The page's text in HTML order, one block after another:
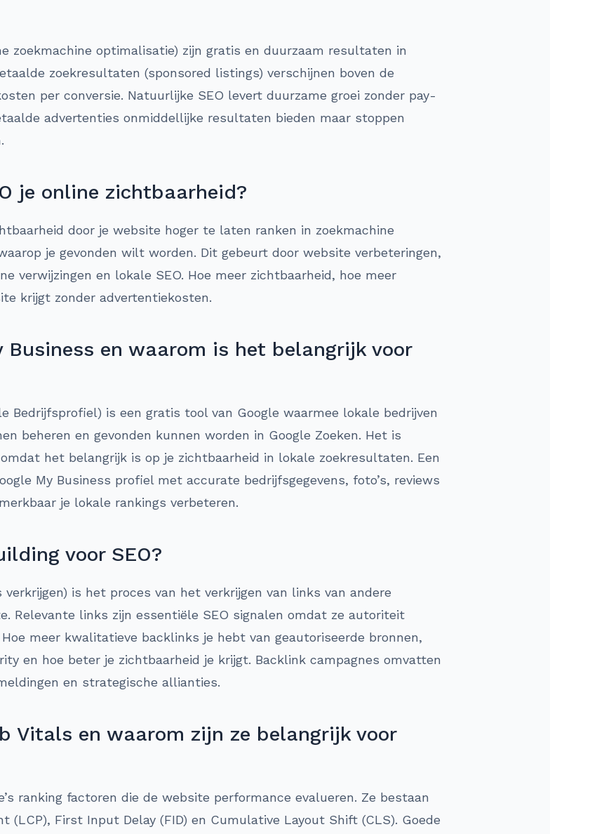
zoekmachine optimalisatie) zijn gratis en duurzaam resultaten in
zoekresultaten (sponsored listings) verschijnen boven de
per conversie. Natuurlijke SEO levert duurzame groei zonder pay-
advertenties onmiddellijke resultaten bieden maar stoppen
je online zichtbaarheid?
door je website hoger te laten ranken in zoekmachine
je gevonden wilt worden. Dit gebeurt door website verbeteringen,
verwijzingen en lokale SEO. Hoe meer zichtbaarheid, hoe meer
krijgt zonder advertentiekosten.
Business en waarom is het belangrijk voor
Bedrijfsprofiel) is een gratis tool van Google waarmee lokale bedrijven
beheren en gevonden kunnen worden in Google Zoeken. Het is
het belangrijk is op je zichtbaarheid in lokale zoekresultaten. Een
My Business profiel met accurate bedrijfsgegevens, foto’s, reviews
je lokale rankings verbeteren.
voor SEO?
is het proces van het verkrijgen van links van andere
Relevante links zijn essentiële SEO signalen omdat ze autoriteit
meer kwalitatieve backlinks je hebt van geautoriseerde bronnen,
en hoe beter je zichtbaarheid je krijgt. Backlink campagnes omvatten
en strategische allianties.
Vitals en waarom zijn ze belangrijk voor
ranking factoren die de website performance evalueren. Ze bestaan
(LCP), First Input Delay (FID) en Cumulative Layout Shift (CLS). Goede